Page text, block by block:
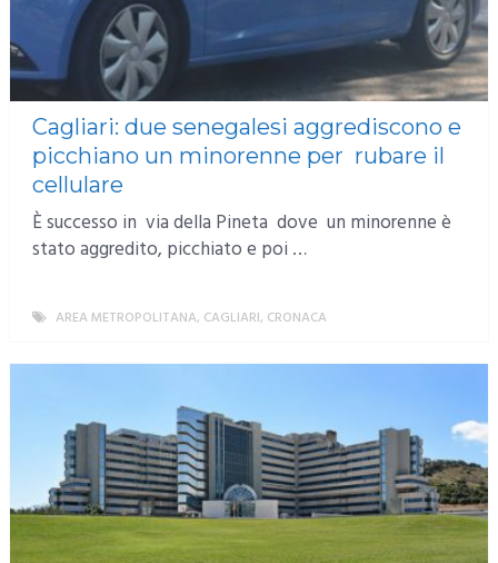
Cagliari: due senegalesi aggrediscono e
picchiano un minorenne per rubare il
cellulare
È successo in via della Pineta dove un minorenne è
stato aggredito, picchiato e poi …
AREA METROPOLITANA, CAGLIARI, CRONACA